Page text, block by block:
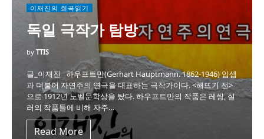
이재진의 희곡읽기
독일 극작가 탐방
by TTIS
글_이재진 하우프트만(Gerhart Hauptmann. 1862-1946) 입셉
과 더불어 자연주의 연극을 대표하는 극작가이다. <해뜨기 전>
으로 1912년 노벨문학상을 탔다. 하우프트만의 작품은 레씽, 실
러의 작품들에 비해 자주…
Read More